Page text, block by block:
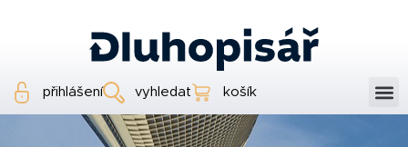
přihlášení vyhledat košík